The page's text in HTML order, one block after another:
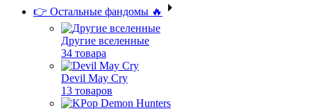
👉 Остальные фандомы 🔥
Другие вселенные
34 товара
Devil May Cry
13 товаров